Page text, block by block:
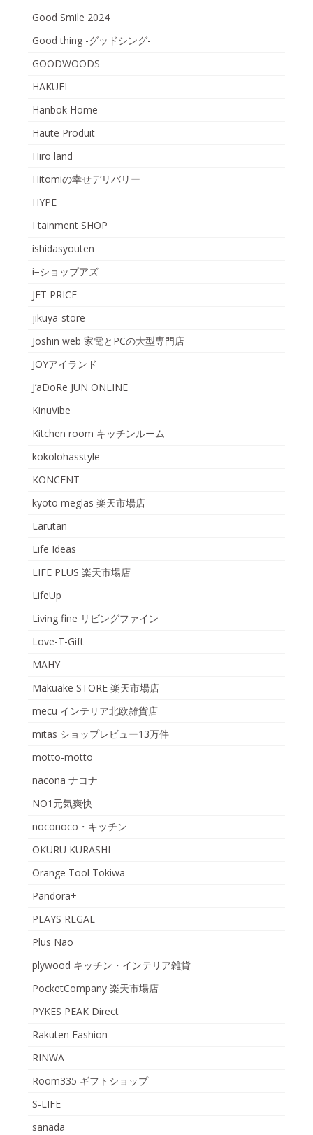
Good Smile 2024
Good thing -グッドシング-
GOODWOODS
HAKUEI
Hanbok Home
Haute Produit
Hiro land
Hitomiの幸せデリバリー
HYPE
I tainment SHOP
ishidasyouten
i−ショップアズ
JET PRICE
jikuya-store
Joshin web 家電とPCの大型専門店
JOYアイランド
J’aDoRe JUN ONLINE
KinuVibe
Kitchen room キッチンルーム
kokolohasstyle
KONCENT
kyoto meglas 楽天市場店
Larutan
Life Ideas
LIFE PLUS 楽天市場店
LifeUp
Living fine リビングファイン
Love-T-Gift
MAHY
Makuake STORE 楽天市場店
mecu インテリア北欧雑貨店
mitas ショップレビュー13万件
motto-motto
nacona ナコナ
NO1元気爽快
noconoco・キッチン
OKURU KURASHI
Orange Tool Tokiwa
Pandora+
PLAYS REGAL
Plus Nao
plywood キッチン・インテリア雑貨
PocketCompany 楽天市場店
PYKES PEAK Direct
Rakuten Fashion
RINWA
Room335 ギフトショップ
S-LIFE
sanada